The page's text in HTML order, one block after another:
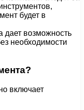
будет в
дает возможность
необходимости
включает